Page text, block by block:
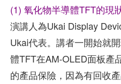
(1) 氧化物半導體TFT的現
演講人為Ukai Display
Ukai代表。講者一開始就
體TFT在AM-OLED面板產
的產品保險，因為有回收